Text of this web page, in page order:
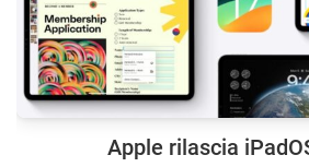
Apple rilascia